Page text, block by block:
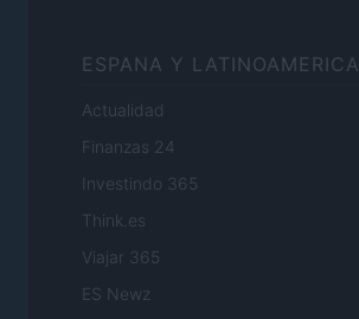
ESPANA Y LATINOAMERICA
Actualidad
Finanzas 24
Investindo 365
Think.es
Viajar 365
ES Newz